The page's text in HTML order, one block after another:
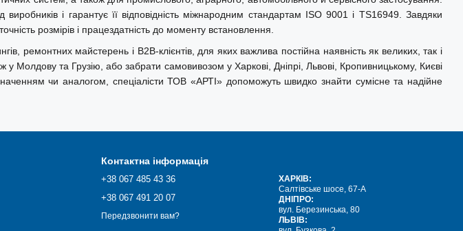
і гарантує її відповідність міжнародним стандартам ISO 9001 і TS16949. Завдяки
розмірів і працездатність до моменту встановлення.
ремонтних майстерень і B2B-клієнтів, для яких важлива постійна наявність як великих, так і
Молдову та Грузію, або забрати самовивозом у Харкові, Дніпрі, Львові, Кропивницькому, Києві
чи аналогом, спеціалісти ТОВ «АРТІ» допоможуть швидко знайти сумісне та надійне
Контактна інформація
+38 067 485 43 36
+38 067 491 20 07
Передзвонити вам?
ХАРКІВ:
Салтівське шосе, 67-А
ДНІПРО:
вул. Березинська, 80
ЛЬВІВ: